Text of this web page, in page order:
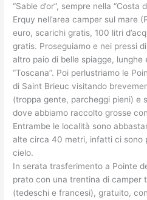
“Sable d’or”, sempre nella
Erquy nell’area camper sul mare
euro, scarichi gratis, 100 litri
gratis. Proseguiamo e nei pressi
altro paio di belle spiagge,
“Toscana”. Poi perlustriamo le
di Saint Brieuc visitando
(troppa gente, parcheggi pieni) e
dove abbiamo raccolto grosse
Entrambe le località sono
alte circa 40 metri, infatti ci sono
cielo.
In serata trasferimento a Pointe
prato con una trentina di camper
(tedeschi e francesi), gratuito,